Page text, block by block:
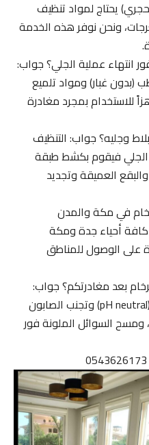
يحتاج لمواد تنظيف
ونحن نوفر هذه الخدمة
عملية الجلي؟ جواب:
(بدون غبار) ومواد تلميع
بمجرد مغادرة
وجليه؟ جواب: التنظيف
فيقوم بكشط طبقة
العميقة وتجديد
في مكة والمدن
أحياء جدة ومكة
الوصول للمناطق
بعد مغادرتكم؟ جواب:
ننصح باستخدام منظف “متعادل” (pH neutral) وتجنب الصابون
السوائل الملونة فور